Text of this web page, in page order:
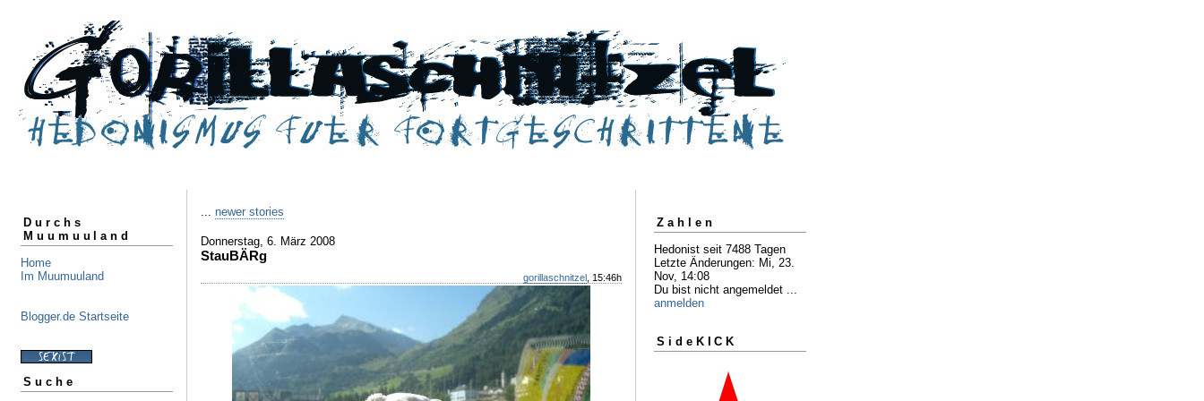
Durchs
Muumuuland
Home
Im Muumuuland
Blogger.de Startseite
Suche
... newer stories
Donnerstag, 6. März 2008
StauBÄRg
gorillaschnitzel , 15:46h
Zahlen
Hedonist seit 7488 Tagen
Letzte Änderungen: Mi, 23.
Nov, 14:08
Du bist nicht angemeldet ...
anmelden
SideKICK